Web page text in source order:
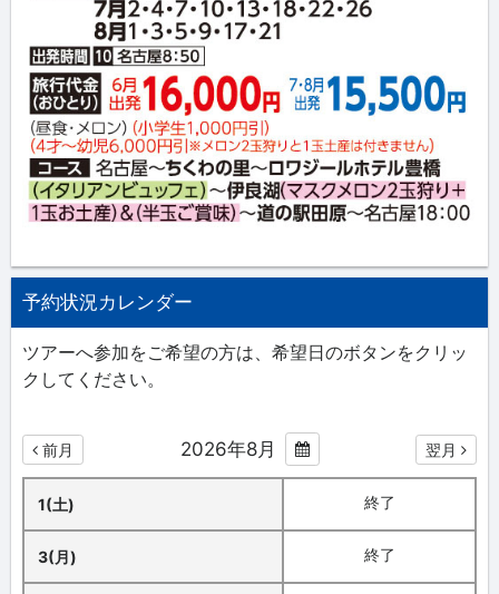
予約状況カレンダー
ツアーへ参加をご希望の方は、希望日のボタンをクリッ
クしてください。
前月 2026年8月 翌月
1(土) 終了
3(月) 終了